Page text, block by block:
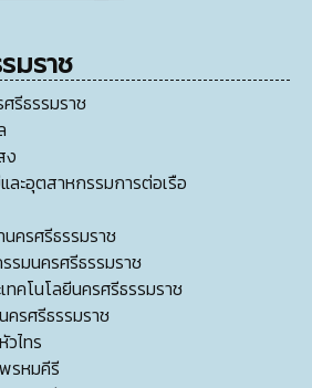
มราช
รีธรรมราช
ง
ละอุตสาหกรรมการต่อเรือ
ครศรีธรรมราช
รมนครศรีธรรมราช
ทคโนโลยีนครศรีธรรมราช
รศรีธรรมราช
ไทร
รหมคีรี